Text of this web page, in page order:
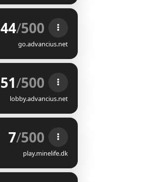
44/500
go.advancius.net
51/500
lobby.advancius.net
7/500
play.minelife.dk